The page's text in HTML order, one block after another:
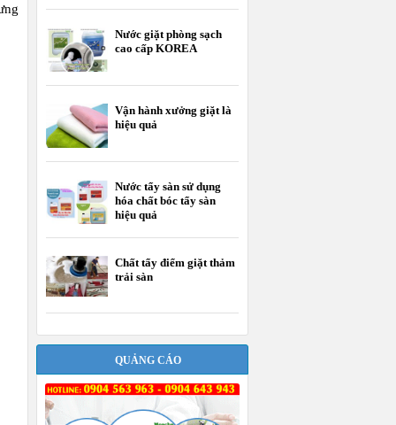
Nước giặt phòng sạch
cao cấp KOREA
Vận hành xưởng giặt là
hiệu quả
Nước tẩy sàn sử dụng
hóa chất bóc tẩy sàn
hiệu quả
Chất tẩy điểm giặt thảm
trải sàn
QUẢNG CÁO